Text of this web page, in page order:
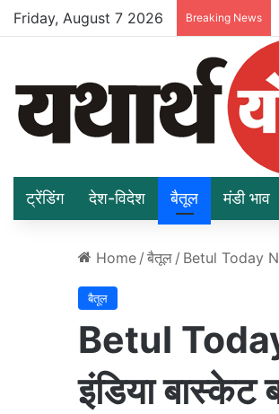
Friday, August 7 2026 Breaking News
ट्रेंडिंग देश-विदेश बैतूल मंडी भाव
Home / बैतूल / Betul Today
बैतूल
Betul
इंडिया